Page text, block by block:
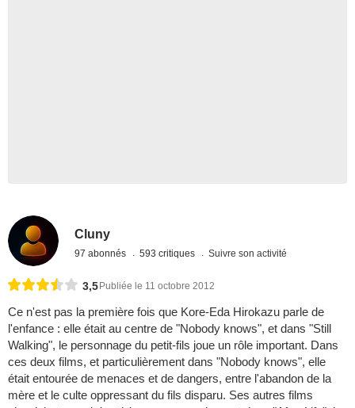
Cluny
97 abonnés 593 critiques Suivre son activité
3,5 Publiée le 11 octobre 2012
Ce n'est pas la première fois que Kore-Eda Hirokazu parle de
l'enfance : elle était au centre de "Nobody knows", et dans "Still
Walking", le personnage du petit-fils joue un rôle important. Dans
ces deux films, et particulièrement dans "Nobody knows", elle
était entourée de menaces et de dangers, entre l'abandon de la
mère et le culte oppressant du fils disparu. Ses autres films